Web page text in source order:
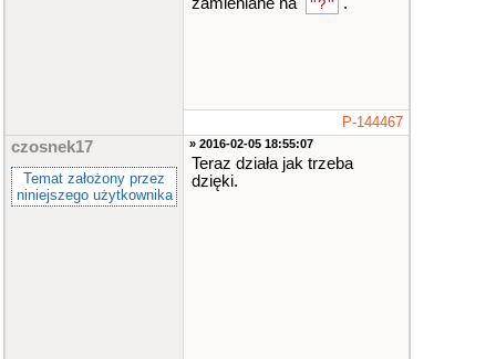
zamieniane na
"?" .
P-144467
czosnek17
Temat założony przez
niniejszego użytkownika
» 2016-02-05 18:55:07
Teraz działa jak trzeba
dzięki.